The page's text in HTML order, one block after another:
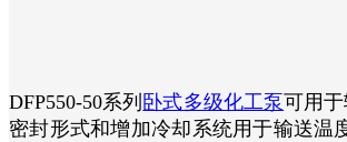
DFP550-50系列 卧式多级化工泵可用
密封形式和增加冷却系统用于输送温